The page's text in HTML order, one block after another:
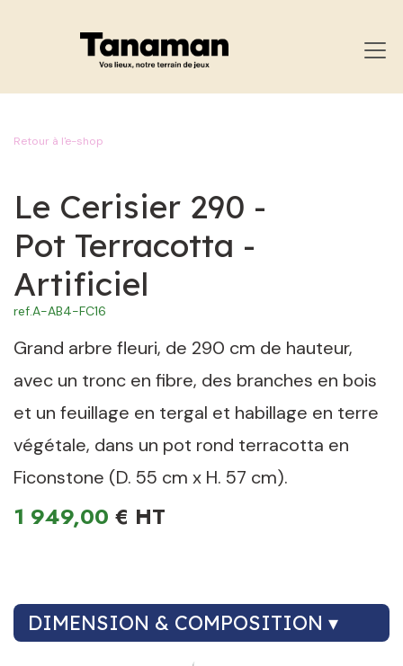
Retour à l'e-shop
Le Cerisier 290 -
Pot Terracotta -
Artificiel
ref.A-AB4-FC16
Grand arbre fleuri, de 290 cm de hauteur,
avec un tronc en fibre, des branches en bois
et un feuillage en tergal et habillage en terre
végétale, dans un pot rond terracotta en
Ficonstone (D. 55 cm x H. 57 cm).
1 949,00 €
DIMENSION & COMPOSITION ▾